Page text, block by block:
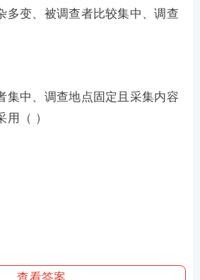
多变、被调查者比较集中、调查
集中、调查地点固定且采集内容
（ ）